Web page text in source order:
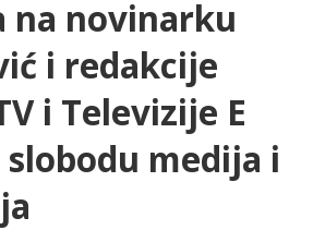
na novinarku
i redakcije
i Televizije E
medija i